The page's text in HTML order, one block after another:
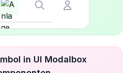
in UI Modalbox